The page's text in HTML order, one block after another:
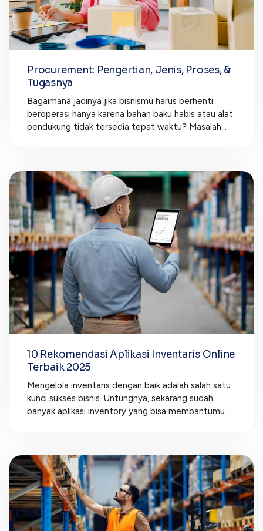
Procurement: Pengertian, Jenis, Proses, &
Tugasnya
Bagaimana jadinya jika bisnismu harus berhenti
beroperasi hanya karena bahan baku habis atau alat
pendukung tidak tersedia tepat waktu? Masalah...
10 Rekomendasi Aplikasi Inventaris Online
Terbaik 2025
Mengelola inventaris dengan baik adalah salah satu
kunci sukses bisnis. Untungnya, sekarang sudah
banyak aplikasi inventory yang bisa membantumu...